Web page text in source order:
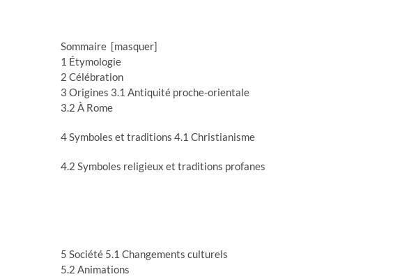
Sommaire [masquer]
1 Étymologie
2 Célébration
3 Origines 3.1 Antiquité proche-orientale
3.2 À Rome
4 Symboles et traditions 4.1 Christianisme
4.2 Symboles religieux et traditions profanes
5 Société 5.1 Changements culturels
5.2 Animations